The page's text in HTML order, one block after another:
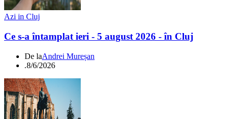
Azi in Cluj
Ce s-a întamplat ieri - 5 august 2026 - în Cluj
De laAndrei Mureșan
.8/6/2026